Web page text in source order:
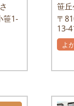
笹1-
笹
〒
13-
よ